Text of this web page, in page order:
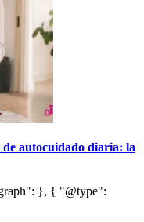
autocuidado diaria: la
}, { "@type":